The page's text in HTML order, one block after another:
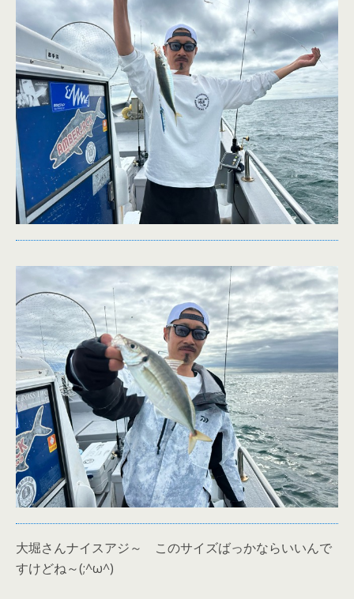
大堀さんナイスアジ～ このサイズばっかならいいんで
すけどね～(;^ω^)